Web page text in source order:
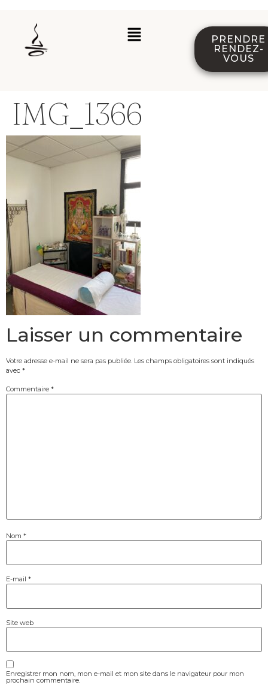
PRENDRE
RENDEZ-
VOUS
IMG_1366
Laisser un commentaire
Votre adresse e-mail ne sera pas publiée. Les champs obligatoires sont indiqués
avec *
Commentaire *
Nom *
E-mail *
Site web
Enregistrer mon nom, mon e-mail et mon site dans le navigateur pour mon
prochain commentaire.